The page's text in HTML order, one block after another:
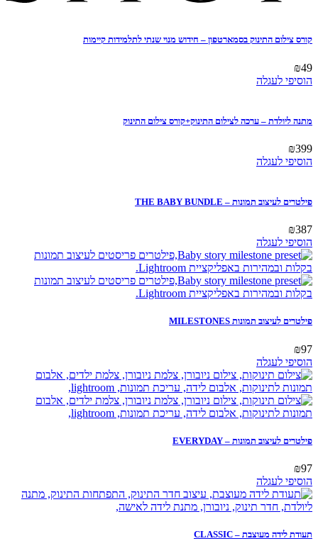
קורס צילום התינוק בסמארטפון – חידוש מנוי שנתי לתלמידות קיימות
₪49
הוסיפי לעגלה
מתנה ליולדת – ערכה לצילום התינוק+קורס צילום התינוק
₪399
הוסיפי לעגלה
פילטרים לעיצוב תמונות – THE BABY BUNDLE
₪387
הוסיפי לעגלה
פילטרים לעיצוב תמונות MILESTONES
₪97
הוסיפי לעגלה
פילטרים לעיצוב תמונות – EVERYDAY
₪97
הוסיפי לעגלה
תעודת לידה מעוצבת – CLASSIC